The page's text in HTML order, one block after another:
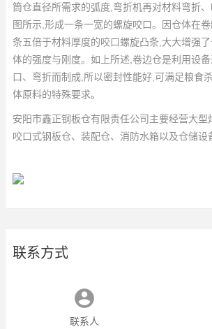
筒仓直径所需求的弧度,弯折机再对材料弯折
图所示,形成一条一宽的螺旋咬口。因仓体在
条五倍于材料厚度的咬口螺旋凸条,大大增强
体的强度与刚度。如上所述,卷边仓是利用设
口、弯折而制成,所以密封性能好,可满足粮食
体原料的特殊要求。
安阳市鑫正钢板仓有限责任公司主要经营大型
咬口式钢板仓、装配仓、消防水箱以及仓储设
联系方式
联系人